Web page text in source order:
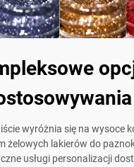
wyróżnia się na wysoce
żelowych lakierów do
usługi personalizacji